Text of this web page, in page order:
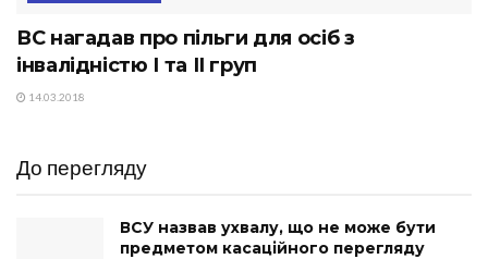
ВС нагадав про пільги для осіб з
інвалідністю І та ІІ груп
14.03.2018
До перегляду
ВСУ назвав ухвалу, що не може бути
предметом касаційного перегляду